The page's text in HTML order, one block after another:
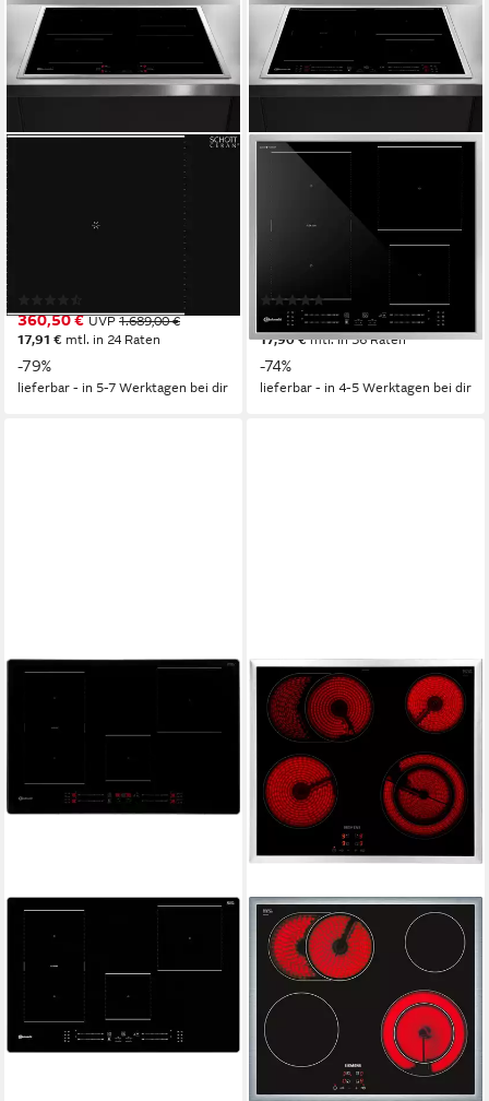
B/H/T
Rahmen
360,50 € UVP 1.689,00 €
17,91 € mtl. in 24 Raten
-79%
lieferbar - in 5-7 Werktagen bei dir
BAUKNECHT
Flex-Induktions-Kochfeld BS
5760C CPFT
Touch-Control
Bedienelemente
(10)
499,00 € UVP1.889,00 €
17,90 €mtl. in 36 Raten
-74%
lieferbar - in 4-5 Werktagen bei dir